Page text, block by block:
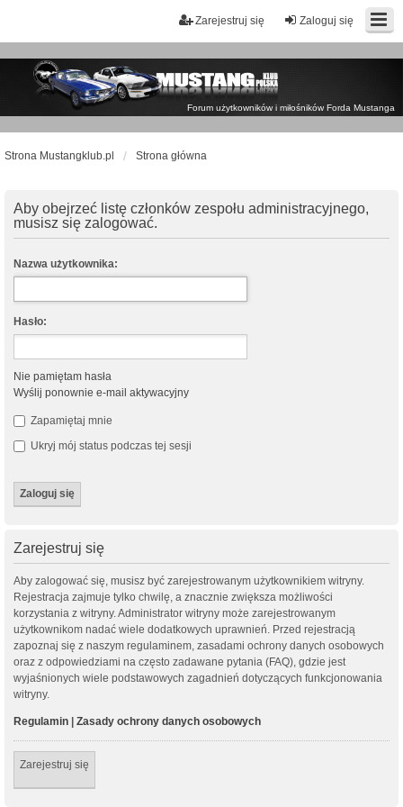
Zaloguj się
Zarejestruj się
Forum użytkowników i miłośników Forda Mustanga
Strona Mustangklub.pl Strona główna
Aby obejrzeć listę członków zespołu administracyjnego,
musisz się zalogować.
Nazwa użytkownika:
Hasło:
Nie pamiętam hasła
Wyślij ponownie e-mail aktywacyjny
Zapamiętaj mnie
Ukryj mój status podczas tej sesji
Zarejestruj się
Aby zalogować się, musisz być zarejestrowanym użytkownikiem witryny.
Rejestracja zajmuje tylko chwilę, a znacznie zwiększa możliwości
korzystania z witryny. Administrator witryny może zarejestrowanym
użytkownikom nadać wiele dodatkowych uprawnień. Przed rejestracją
zapoznaj się z naszym regulaminem, zasadami ochrony danych osobowych
oraz z odpowiedziami na często zadawane pytania (FAQ), gdzie jest
wyjaśnionych wiele podstawowych zagadnień dotyczących funkcjonowania
witryny.
Regulamin | Zasady ochrony danych osobowych
Zarejestruj się